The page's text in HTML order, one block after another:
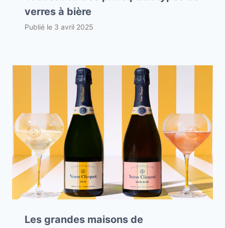
verres à bière
Publié le 3 avril 2025
Les grandes maisons de